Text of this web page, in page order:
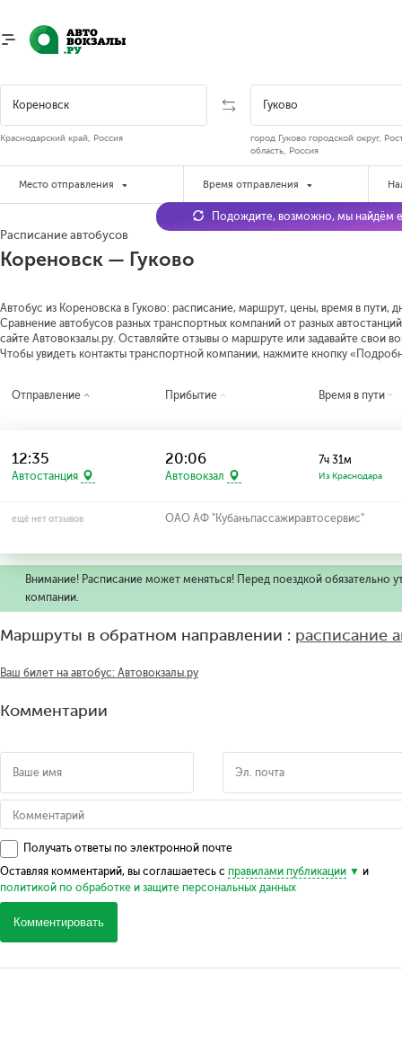
Краснодарский край, Россия
город Гуково городской округ,
область, Россия
Место отправления Время отправления
Расписание автобусов
Кореновск — Гуково
Автобус из Кореновска в Гуково: расписание, маршрут, цены, время в пути,
Сравнение автобусов разных транспортных компаний от разных
сайте Автовокзалы.ру. Оставляйте отзывы о маршруте или задавайте свои
Чтобы увидеть контакты транспортной компании, нажмите кнопку
Подождите, возможно, мы найдём
Отправление Прибытие Время в пути
12:35
Автостанция
20:06
Автовокзал
7ч 31м
Из Краснодара
ещё нет отзывов ОАО АФ "Кубаньпассажиравтосервис"
Внимание! Расписание может меняться! Перед поездкой обязательно
компании.
Маршруты в обратном направлении : расписание
Ваш билет на автобус: Автовокзалы.ру
Комментарии
Получать ответы по электронной почте
Оставляя комментарий, вы соглашаетесь с правилами публикации
и
политикой по обработке и защите персональных данных
Комментировать